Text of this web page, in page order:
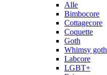
Alle
Bimbocore
Cottagecore
Coquette
Goth
Whimsy goth
Labcore
LGBT+